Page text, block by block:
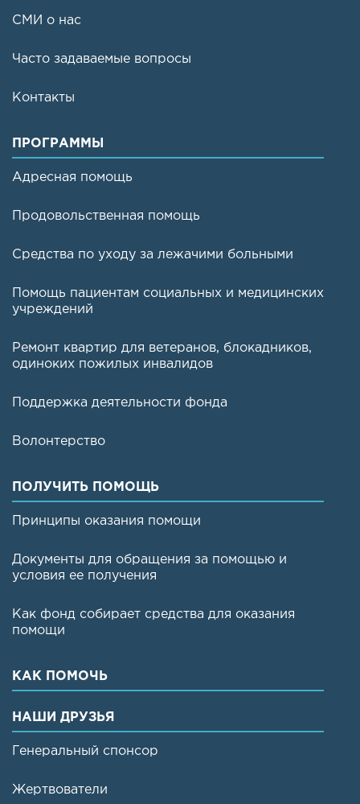
СМИ о нас
Часто задаваемые вопросы
Контакты
ПРОГРАММЫ
Адресная помощь
Продовольственная помощь
Средства по уходу за лежачими больными
Помощь пациентам социальных и медицинских
учреждений
Ремонт квартир для ветеранов, блокадников,
одиноких пожилых инвалидов
Поддержка деятельности фонда
Волонтерство
ПОЛУЧИТЬ ПОМОЩЬ
Принципы оказания помощи
Документы для обращения за помощью и
условия ее получения
Как фонд собирает средства для оказания
помощи
КАК ПОМОЧЬ
НАШИ ДРУЗЬЯ
Генеральный спонсор
Жертвователи